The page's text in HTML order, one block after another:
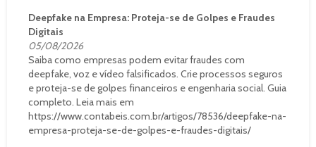
Deepfake na Empresa: Proteja-se de Golpes e Fraudes
Digitais
05/08/2026
Saiba como empresas podem evitar fraudes com
deepfake, voz e vídeo falsificados. Crie processos seguros
e proteja-se de golpes financeiros e engenharia social. Guia
completo. Leia mais em
https://www.contabeis.com.br/artigos/78536/deepfake-na-
empresa-proteja-se-de-golpes-e-fraudes-digitais/